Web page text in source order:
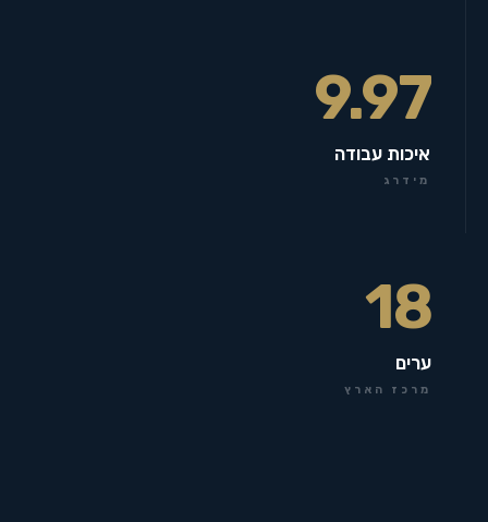
9.97
איכות עבודה
מידרג
18
ערים
מרכז הארץ